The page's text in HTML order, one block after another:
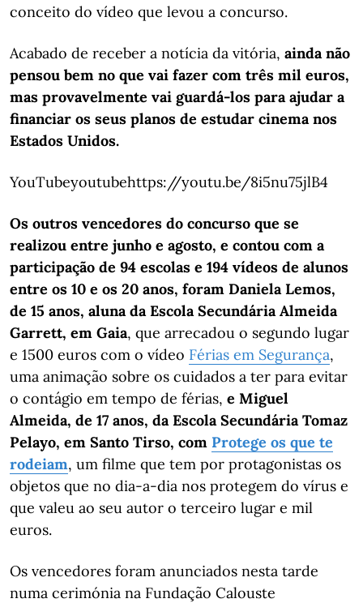
conceito do vídeo que levou a concurso.
Acabado de receber a notícia da vitória, ainda não
pensou bem no que vai fazer com três mil euros,
mas provavelmente vai guardá-los para ajudar a
financiar os seus planos de estudar cinema nos
Estados Unidos.
YouTubeyoutubehttps://youtu.be/8i5nu75jlB4
Os outros vencedores do concurso que se
realizou entre junho e agosto, e contou com a
participação de 94 escolas e 194 vídeos de alunos
entre os 10 e os 20 anos, foram Daniela Lemos,
de 15 anos, aluna da Escola Secundária Almeida
Garrett, em Gaia, que arrecadou o segundo lugar
e 1500 euros com o vídeo Férias em Segurança,
uma animação sobre os cuidados a ter para evitar
o contágio em tempo de férias, e Miguel
Almeida, de 17 anos, da Escola Secundária Tomaz
Pelayo, em Santo Tirso, com Protege os que te
rodeiam, um filme que tem por protagonistas os
objetos que no dia-a-dia nos protegem do vírus e
que valeu ao seu autor o terceiro lugar e mil
euros.
Os vencedores foram anunciados nesta tarde
numa cerimónia na Fundação Calouste